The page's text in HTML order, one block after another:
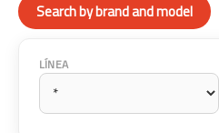
Search by brand and model
LÍNEA